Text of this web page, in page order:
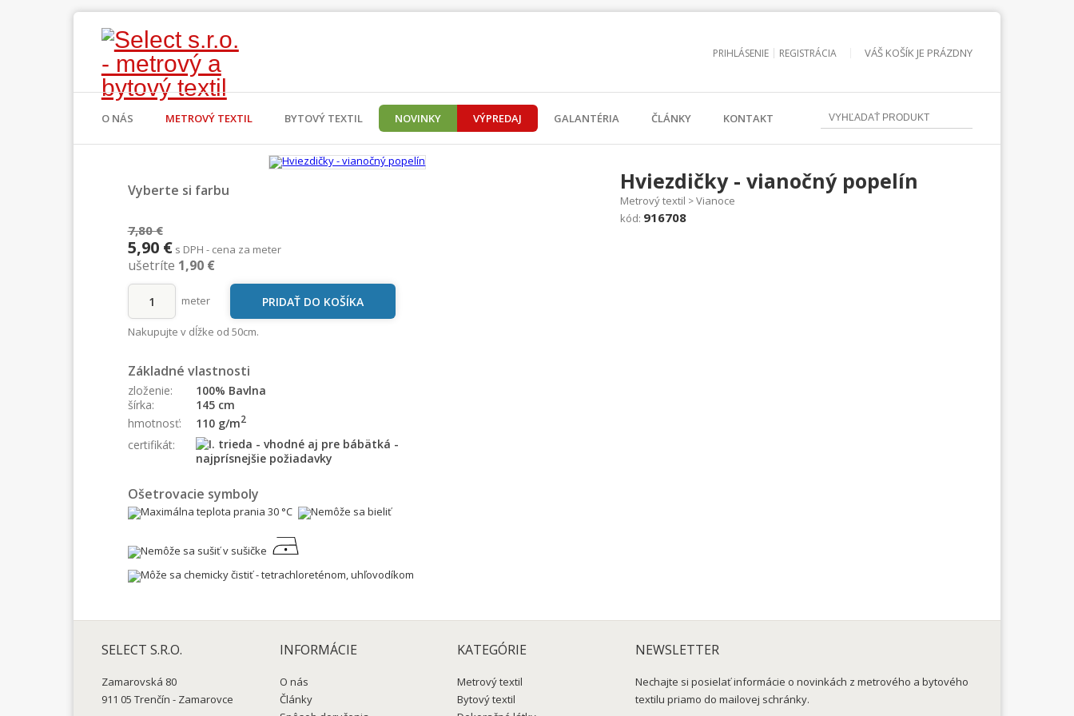
VÁŠ KOŠÍK JE PRÁZDNY
PRIHLÁSENIE REGISTRÁCIA
O NÁS METROVÝ TEXTIL BYTOVÝ TEXTIL NOVINKY VÝPREDAJ GALANTÉRIA ČLÁNKY KONTAKT
Hviezdičky - vianočný popelín
Metrový textil >Vianoce
kód: 916708
Vyberte si farbu
7,80 €
5,90 € s DPH - cena za meter
ušetríte 1,90 €
meter
Nakupujte v dĺžke od 50cm.
Základné vlastnosti
zloženie:
100% Bavlna
šírka:
145 cm
hmotnosť:
110 g/m2
certifikát:
Ošetrovacie symboly
SELECT S.R.O.
Zamarovská 80
911 05 Trenčín - Zamarovce
INFORMÁCIE
O nás
Články
KATEGÓRIE
Metrový textil
Bytový textil
NEWSLETTER
Nechajte si posielať informácie o novinkách z metrového a bytového
textilu priamo do mailovej schránky.